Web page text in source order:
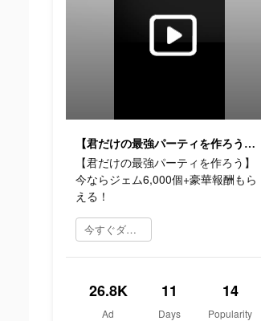
【君だけの最強パーティを作ろう】今ならジェム6,000個+豪華報酬もらえる！
【君だけの最強パーティを作ろう】
今ならジェム6,000個+豪華報酬もら
える！
今すぐダウンロード
26.8K
Ad
11
Days
14
Popularity